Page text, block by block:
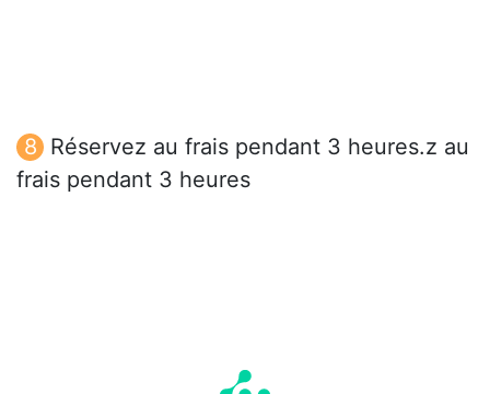
Réservez au frais pendant 3 heures.z au
frais pendant 3 heures